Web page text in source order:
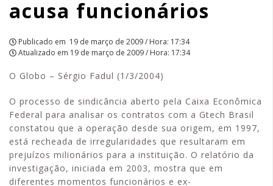
acusa funcionários
Publicado em 19 de março de 2009 / Hora: 17:34
Atualizado em 19 de março de 2009 / Hora: 17:34
O Globo – Sérgio Fadul (1/3/2004)
O processo de sindicância aberto pela Caixa Econômica
Federal para analisar os contratos com a Gtech Brasil
constatou que a operação desde sua origem, em 1997,
está recheada de irregularidades que resultaram em
prejuízos milionários para a instituição. O relatório da
investigação, iniciada em 2003, mostra que em
diferentes momentos funcionários e ex-